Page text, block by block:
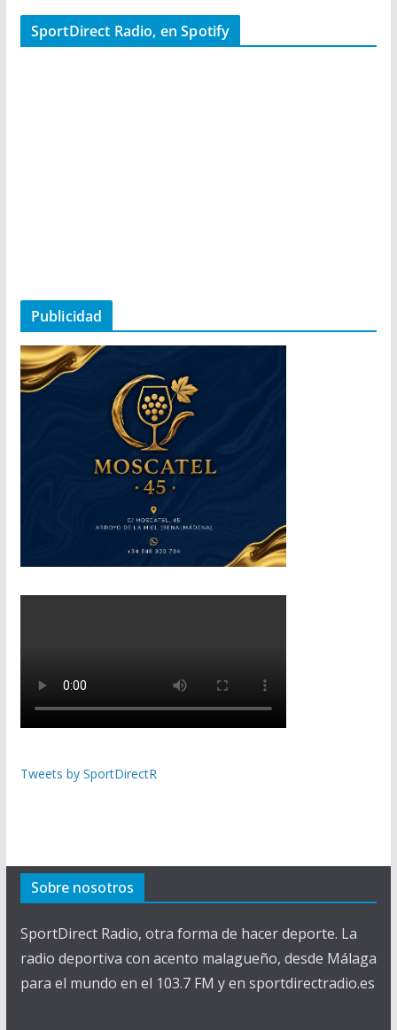
SportDirect Radio, en Spotify
Publicidad
Tweets by SportDirectR
Sobre nosotros
SportDirect Radio, otra forma de hacer deporte. La
radio deportiva con acento malagueño, desde Málaga
para el mundo en el 103.7 FM y en sportdirectradio.es